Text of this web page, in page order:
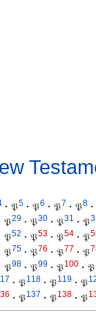
· 𝔓5 · 𝔓6 · 𝔓7 · 𝔓8 ·
𝔓29 · 𝔓30 · 𝔓31 · 𝔓
𝔓52 · 𝔓53 · 𝔓54 · 𝔓
𝔓75 · 𝔓76 · 𝔓77 · 𝔓
𝔓98 · 𝔓99 · 𝔓100 · 𝔓
· 𝔓118 · 𝔓119 · 𝔓
· 𝔓137 · 𝔓138 · 𝔓